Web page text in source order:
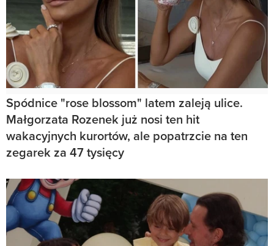
Spódnice "rose blossom" latem zaleją ulice.
Małgorzata Rozenek już nosi ten hit
wakacyjnych kurortów, ale popatrzcie na ten
zegarek za 47 tysięcy